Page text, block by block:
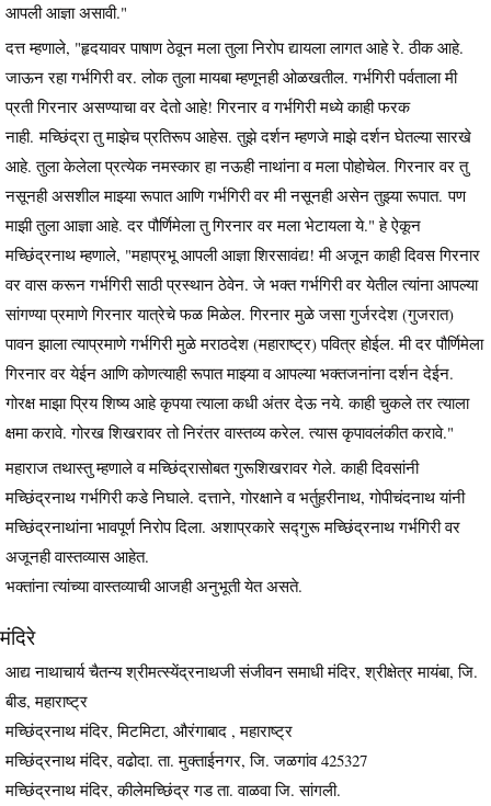
आपली आज्ञा असावी."
दत्त म्हणाले, "हृदयावर पाषाण ठेवून मला तुला निरोप द्यायला लागत आहे रे. ठीक आहे.
जाऊन रहा गर्भगिरी वर. लोक तुला मायबा म्हणूनही ओळखतील. गर्भगिरी पर्वताला मी
प्रती गिरनार असण्याचा वर देतो आहे! गिरनार व गर्भगिरी मध्ये काही फरक
नाही. मच्छिंद्रा तु माझेच प्रतिरूप आहेस. तुझे दर्शन म्हणजे माझे दर्शन घेतल्या सारखे
आहे. तुला केलेला प्रत्येक नमस्कार हा नऊही नाथांना व मला पोहोचेल. गिरनार वर तु
नसूनही असशील माझ्या रूपात आणि गर्भगिरी वर मी नसूनही असेन तुझ्या रूपात. पण
माझी तुला आज्ञा आहे. दर पौर्णिमेला तु गिरनार वर मला भेटायला ये." हे ऐकून
मच्छिंद्रनाथ म्हणाले, "महाप्रभू आपली आज्ञा शिरसावंद्य! मी अजून काही दिवस गिरनार
वर वास करून गर्भगिरी साठी प्रस्थान ठेवेन. जे भक्त गर्भगिरी वर येतील त्यांना आपल्या
सांगण्या प्रमाणे गिरनार यात्रेचे फळ मिळेल. गिरनार मुळे जसा गुर्जरदेश (गुजरात)
पावन झाला त्याप्रमाणे गर्भगिरी मुळे मराठदेश (महाराष्ट्र) पवित्र होईल. मी दर पौर्णिमेला
गिरनार वर येईन आणि कोणत्याही रूपात माझ्या व आपल्या भक्तजनांना दर्शन देईन.
गोरक्ष माझा प्रिय शिष्य आहे कृपया त्याला कधी अंतर देऊ नये. काही चुकले तर त्याला
क्षमा करावे. गोरख शिखरावर तो निरंतर वास्तव्य करेल. त्यास कृपावलंकीत करावे."
महाराज तथास्तु म्हणाले व मच्छिंद्रासोबत गुरूशिखरावर गेले. काही दिवसांनी
मच्छिंद्रनाथ गर्भगिरी कडे निघाले. दत्ताने, गोरक्षाने व भर्तुहरीनाथ, गोपीचंदनाथ यांनी
मच्छिंद्रनाथांना भावपूर्ण निरोप दिला. अशाप्रकारे सद्गुरू मच्छिंद्रनाथ गर्भगिरी वर
अजूनही वास्तव्यास आहेत.
भक्तांना त्यांच्या वास्तव्याची आजही अनुभूती येत असते.
मंदिरे
आद्य नाथाचार्य चैतन्य श्रीमत्स्येंद्रनाथजी संजीवन समाधी मंदिर, श्रीक्षेत्र मायंबा, जि.
बीड, महाराष्ट्र
मच्छिंद्रनाथ मंदिर, मिटमिटा, औरंगाबाद , महाराष्ट्र
मच्छिंद्रनाथ मंदिर, वढोदा. ता. मुक्ताईनगर, जि. जळगांव 425327
मच्छिंद्रनाथ मंदिर, कीलेमच्छिंद्र गड ता. वाळवा जि. सांगली.